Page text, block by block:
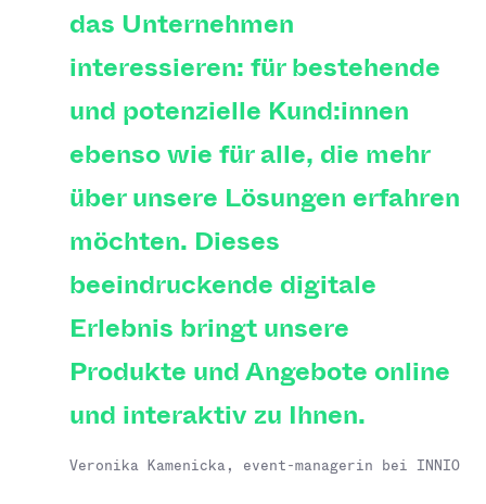
das Unternehmen
interessieren: für bestehende
und potenzielle Kund:innen
ebenso wie für alle, die mehr
über unsere Lösungen erfahren
möchten. Dieses
beeindruckende digitale
Erlebnis bringt unsere
Produkte und Angebote online
und interaktiv zu Ihnen.
Veronika Kamenicka, event-managerin bei INNIO